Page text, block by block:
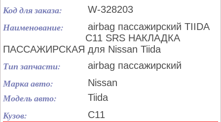
Код для заказа: W-328203
Наименование:
airbag пассажирский TIIDA
C11 SRS НАКЛАДКА
ПАССАЖИРСКАЯ для Nissan Tiida
Тип запчасти: airbag пассажирский
Марка авто: Nissan
Модель авто: Tiida
Кузов: C11